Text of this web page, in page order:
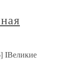
IВеликие